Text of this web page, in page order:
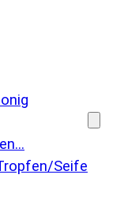
Seife